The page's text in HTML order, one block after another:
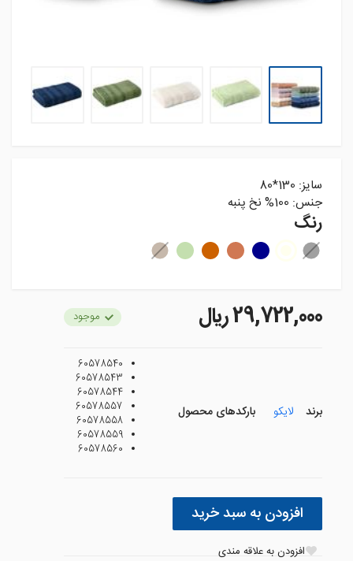
سایز: 130*80
جنس: 100% نخ پنبه
رنگ
29,722,000 ريال موجود
برند لایکو بارکدهای محصول
60578540
60578543
60578544
60578557
60578558
60578559
60578560
افزودن به سبد خرید
افزودن به علاقه مندی